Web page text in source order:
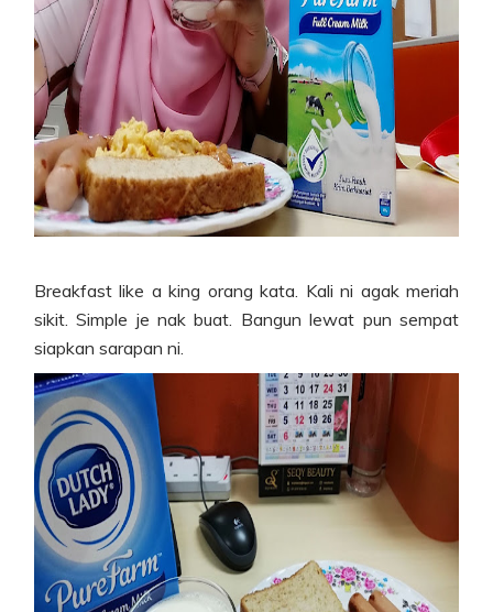
Breakfast like a king orang kata. Kali ni agak meriah
sikit. Simple je nak buat. Bangun lewat pun sempat
siapkan sarapan ni.